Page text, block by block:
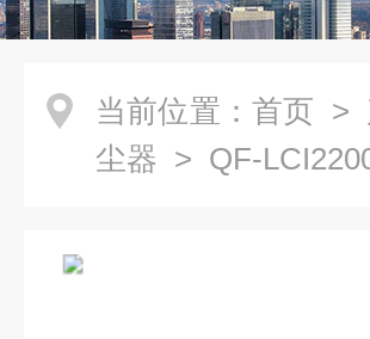
当前位置： 首页 >
尘器 > QF-